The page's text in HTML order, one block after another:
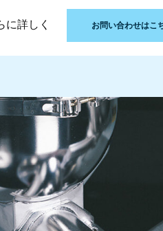
に詳しく お問い合わせはこ